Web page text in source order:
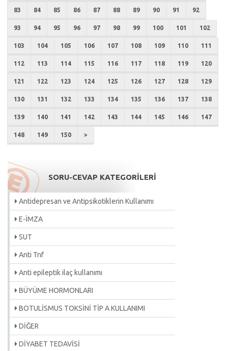
83 84 85 86 87 88 89 90 91 92
93 94 95 96 97 98 99 100 101 102
103 104 105 106 107 108 109 110 111
112 113 114 115 116 117 118 119 120
121 122 123 124 125 126 127 128 129
130 131 132 133 134 135 136 137 138
139 140 141 142 143 144 145 146 147
148 149 150 >
SORU-CEVAP KATEGORİLERİ
Antidepresan ve Antipsikotiklerin Kullanımı
E-İMZA
SUT
Anti Tnf
Anti epileptik ilaç kullanımı
BÜYÜME HORMONLARI
BOTULİSMUS TOKSİNİ TİP A KULLANIMI
DİĞER
DİYABET TEDAVİSİ